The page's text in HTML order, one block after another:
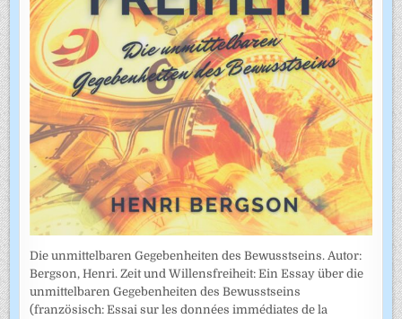
Die unmittelbaren Gegebenheiten des Bewusstseins. Autor:
Bergson, Henri. Zeit und Willensfreiheit: Ein Essay über die
unmittelbaren Gegebenheiten des Bewusstseins
(französisch: Essai sur les données immédiates de la